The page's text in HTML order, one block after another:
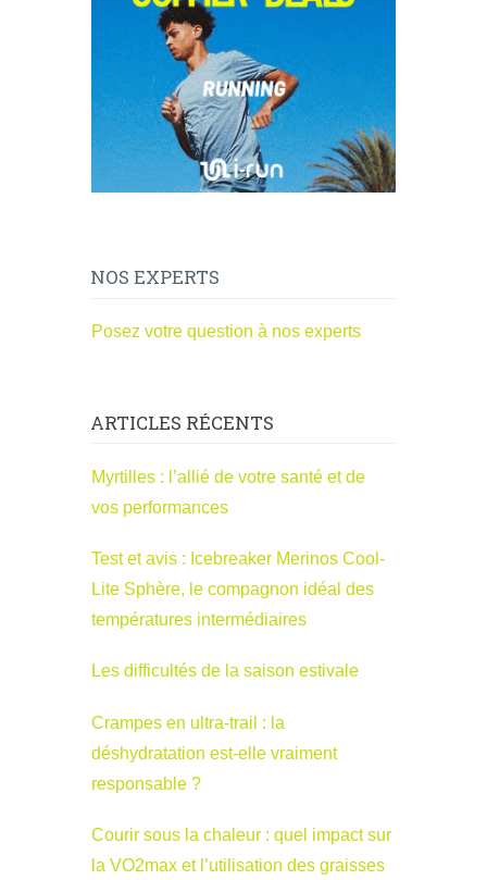
NOS EXPERTS
Posez votre question à nos experts
ARTICLES RÉCENTS
Myrtilles : l’allié de votre santé et de
vos performances
Test et avis : Icebreaker Merinos Cool-
Lite Sphère, le compagnon idéal des
températures intermédiaires
Les difficultés de la saison estivale
Crampes en ultra-trail : la
déshydratation est-elle vraiment
responsable ?
Courir sous la chaleur : quel impact sur
la VO2max et l’utilisation des graisses